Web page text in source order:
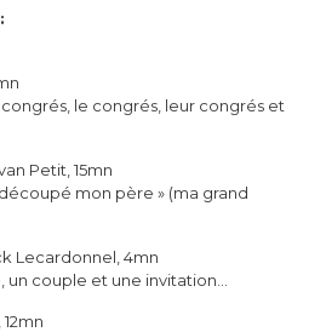
le congrés, leur congrés et
Petit, 15mn
mon père » (ma grand
Lecardonnel, 4mn
un couple et une invitation…